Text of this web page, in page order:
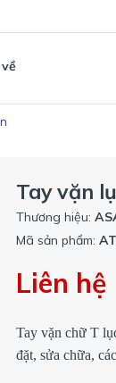
Tay vặn
Thương hiệu:
Mã sản phẩm:
Liên hệ
Tay vặn chữ T
đặt, sửa chữa,